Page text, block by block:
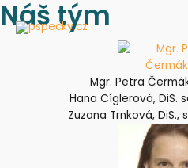
Náš tým
Mgr. Petra
Hana Cíglerová, DiS.
Zuzana Trnková,